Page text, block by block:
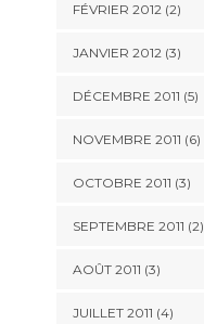
FÉVRIER 2012(2)
JANVIER 2012(3)
DÉCEMBRE 2011 (5)
NOVEMBRE 2011 (6)
OCTOBRE 2011 (3)
SEPTEMBRE 2011 (2)
AOÛT 2011 (3)
JUILLET 2011 (4)